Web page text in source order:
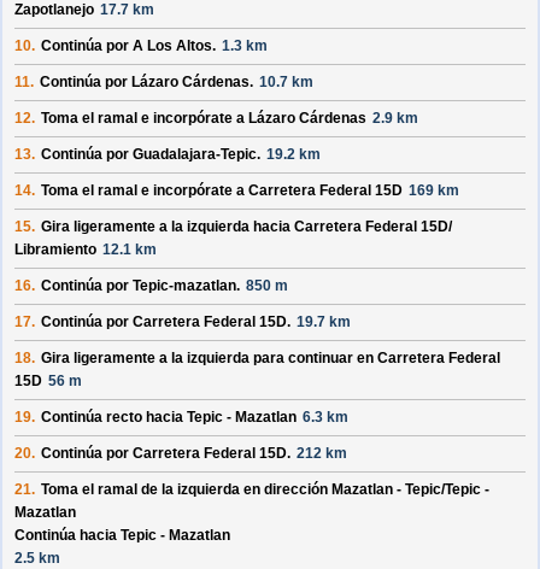
Zapotlanejo 17.7 km
10. Continúa por A Los Altos. 1.3 km
11. Continúa por Lázaro Cárdenas. 10.7 km
12. Toma el ramal e incorpórate a Lázaro Cárdenas 2.9 km
13. Continúa por Guadalajara-Tepic. 19.2 km
14. Toma el ramal e incorpórate a Carretera Federal 15D 169 km
15. Gira ligeramente a la izquierda hacia Carretera Federal 15D/
Libramiento 12.1 km
16. Continúa por Tepic-mazatlan. 850 m
17. Continúa por Carretera Federal 15D. 19.7 km
18. Gira ligeramente a la izquierda para continuar en Carretera Federal
15D 56 m
19. Continúa recto hacia Tepic - Mazatlan 6.3 km
20. Continúa por Carretera Federal 15D. 212 km
21. Toma el ramal de la izquierda en dirección Mazatlan - Tepic/Tepic -
Mazatlan
Continúa hacia Tepic - Mazatlan
2.5 km